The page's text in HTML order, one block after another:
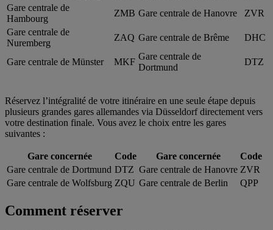
Gare centrale de
Hambourg
ZMB Gare centrale de Hanovre
ZVR
Gare centrale de
Nuremberg
ZAQ Gare centrale de Brême DHC
Gare centrale de Münster MKF
Gare centrale de
Dortmund
DTZ
Réservez l’intégralité de votre itinéraire en une seule étape depuis
plusieurs grandes gares allemandes via Düsseldorf directement vers
votre destination finale. Vous avez le choix entre les gares
suivantes :
Gare concernée Code Gare concernée
Code
Gare centrale de Dortmund DTZ Gare centrale de Hanovre ZVR
Gare centrale de Wolfsburg ZQU Gare centrale de Berlin QPP
Comment réserver